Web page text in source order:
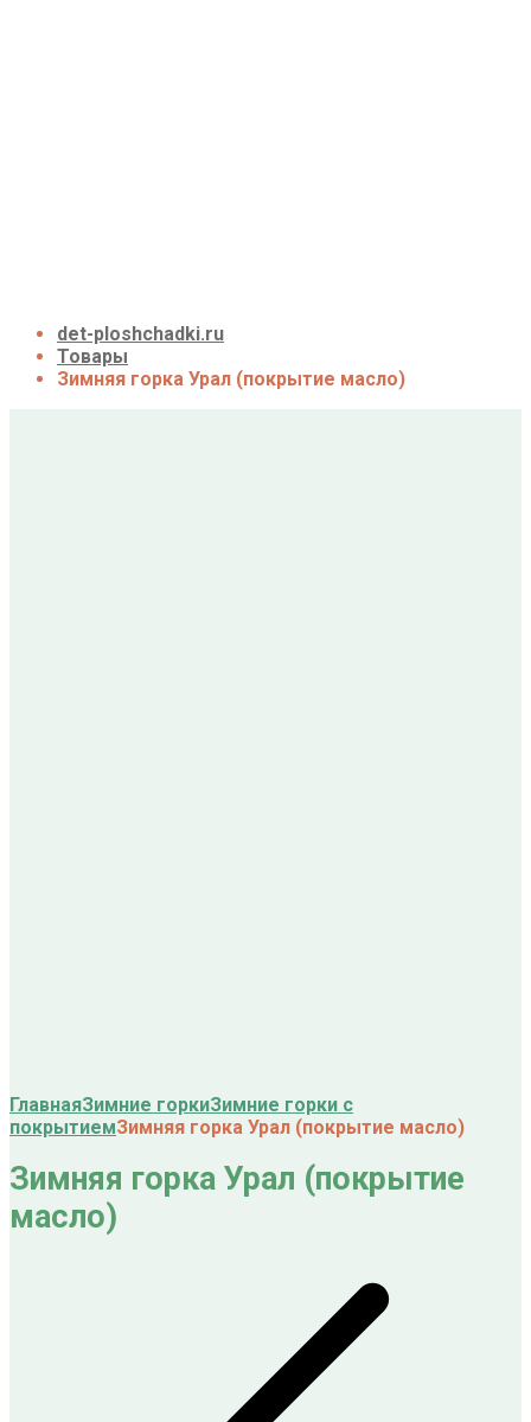
det-ploshchadki.ru
Товары
Зимняя горка Урал (покрытие масло)
ГлавнаяЗимние горкиЗимние горки с
покрытиемЗимняя горка Урал (покрытие масло)
Зимняя горка Урал (покрытие
масло)